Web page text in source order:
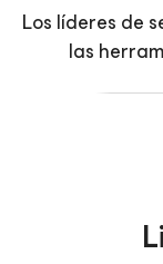
Los líderes de
las